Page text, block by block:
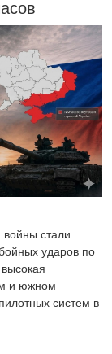
стали
ударов по
и южном
систем в